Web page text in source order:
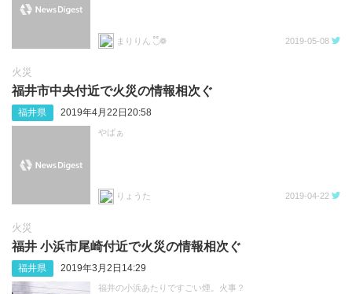
まりりん ◟̊◞̊❁ 2019-05-08
火災
福井市中央付近で火災の情報相次ぐ
福井県 2019年4月22日20:58
やばぁ
りょうた 2019-04-22
火災
福井 小浜市尾崎付近で火災の情報相次ぐ
福井県 2019年3月2日14:29
福井の小浜あたりですごい煙。火事？